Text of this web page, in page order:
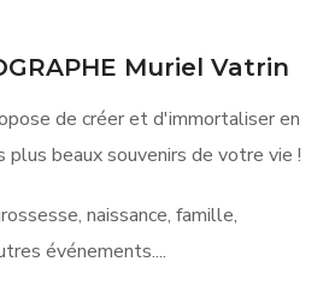
Muriel Vatrin
de créer et d'immortaliser en
plus beaux souvenirs de votre vie !
naissance, famille,
événements....